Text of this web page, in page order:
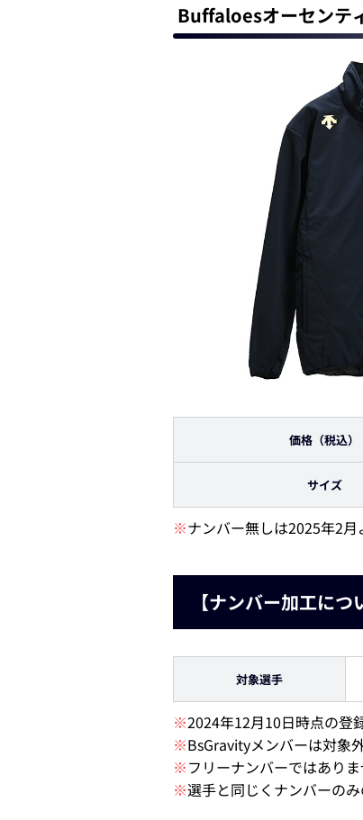
Buffaloesオーセンテ
価格（税込）
サイズ
※ナンバー無しは2025年2月
【ナンバー加工につ
対象選手
※2024年12月10日時点の登
※BsGravityメンバーは対象
※フリーナンバーではありま
※選手と同じくナンバーの